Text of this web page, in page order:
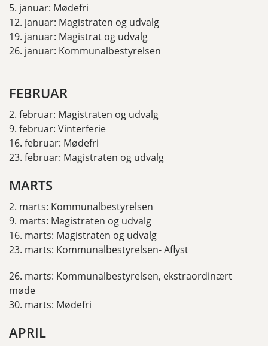
5. januar: Mødefri
12. januar: Magistraten og udvalg
19. januar: Magistrat og udvalg
26. januar: Kommunalbestyrelsen
FEBRUAR
2. februar: Magistraten og udvalg
9. februar: Vinterferie
16. februar: Mødefri
23. februar: Magistraten og udvalg
MARTS
2. marts: Kommunalbestyrelsen
9. marts: Magistraten og udvalg
16. marts: Magistraten og udvalg
23. marts: Kommunalbestyrelsen- Aflyst
26. marts: Kommunalbestyrelsen, ekstraordinært
møde
30. marts: Mødefri
APRIL